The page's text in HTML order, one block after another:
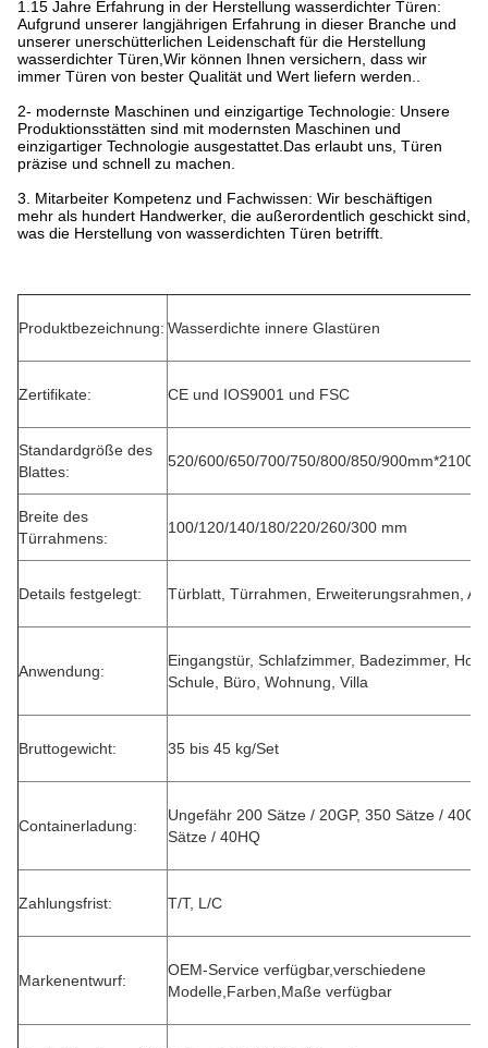
1.15 Jahre Erfahrung in der Herstellung wasserdichter Türen:
Aufgrund unserer langjährigen Erfahrung in dieser Branche und
unserer unerschütterlichen Leidenschaft für die Herstellung
wasserdichter Türen,Wir können Ihnen versichern, dass wir
immer Türen von bester Qualität und Wert liefern werden..
2- modernste Maschinen und einzigartige Technologie: Unsere
Produktionsstätten sind mit modernsten Maschinen und
einzigartiger Technologie ausgestattet.Das erlaubt uns, Türen
präzise und schnell zu machen.
3. Mitarbeiter Kompetenz und Fachwissen: Wir beschäftigen
mehr als hundert Handwerker, die außerordentlich geschickt sind,
was die Herstellung von wasserdichten Türen betrifft.
Produktbezeichnung: Wasserdichte innere Glastüren
Zertifikate: CE und IOS9001 und FSC
Standardgröße des
Blattes:
520/600/650/700/750/800/850/
Breite des
Türrahmens:
100/120/140/180/220/260/300 mm
Details festgelegt: Türblatt, Türrahmen, Erweiterungsrahmen,
Anwendung:
Eingangstür, Schlafzimmer, Badezimmer,
Schule, Büro, Wohnung, Villa
Bruttogewicht: 35 bis 45 kg/Set
Containerladung:
Ungefähr 200 Sätze / 20GP, 350 Sätze /
Sätze / 40HQ
Zahlungsfrist: T/T, L/C
Markenentwurf:
OEM-Service verfügbar,verschiedene
Modelle,Farben,Maße verfügbar